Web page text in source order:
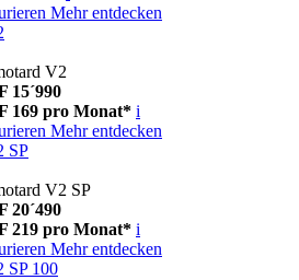
Mehr entdecken
V2
15´990
169 pro Monat* i
Mehr entdecken
SP
V2 SP
20´490
219 pro Monat* i
Mehr entdecken
SP 100